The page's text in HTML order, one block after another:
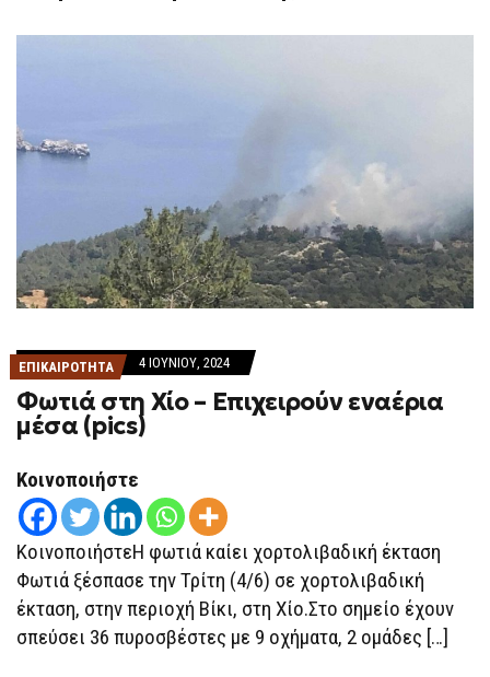
ΕΠΙΚΑΙΡΟΤΗΤΑ 4 ΙΟΥΝΊΟΥ, 2024
Φωτιά στη Χίο – Επιχειρούν εναέρια
μέσα (pics)
Κοινοποιήστε
ΚοινοποιήστεΗ φωτιά καίει χορτολιβαδική έκταση
Φωτιά ξέσπασε την Τρίτη (4/6) σε χορτολιβαδική
έκταση, στην περιοχή Βίκι, στη Χίο.Στο σημείο έχουν
σπεύσει 36 πυροσβέστες με 9 οχήματα, 2 ομάδες […]